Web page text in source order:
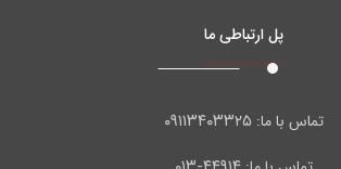
پل ارتباطی ما
تماس با ما:۰۹۱۱۳۴۰۳۳۲۵